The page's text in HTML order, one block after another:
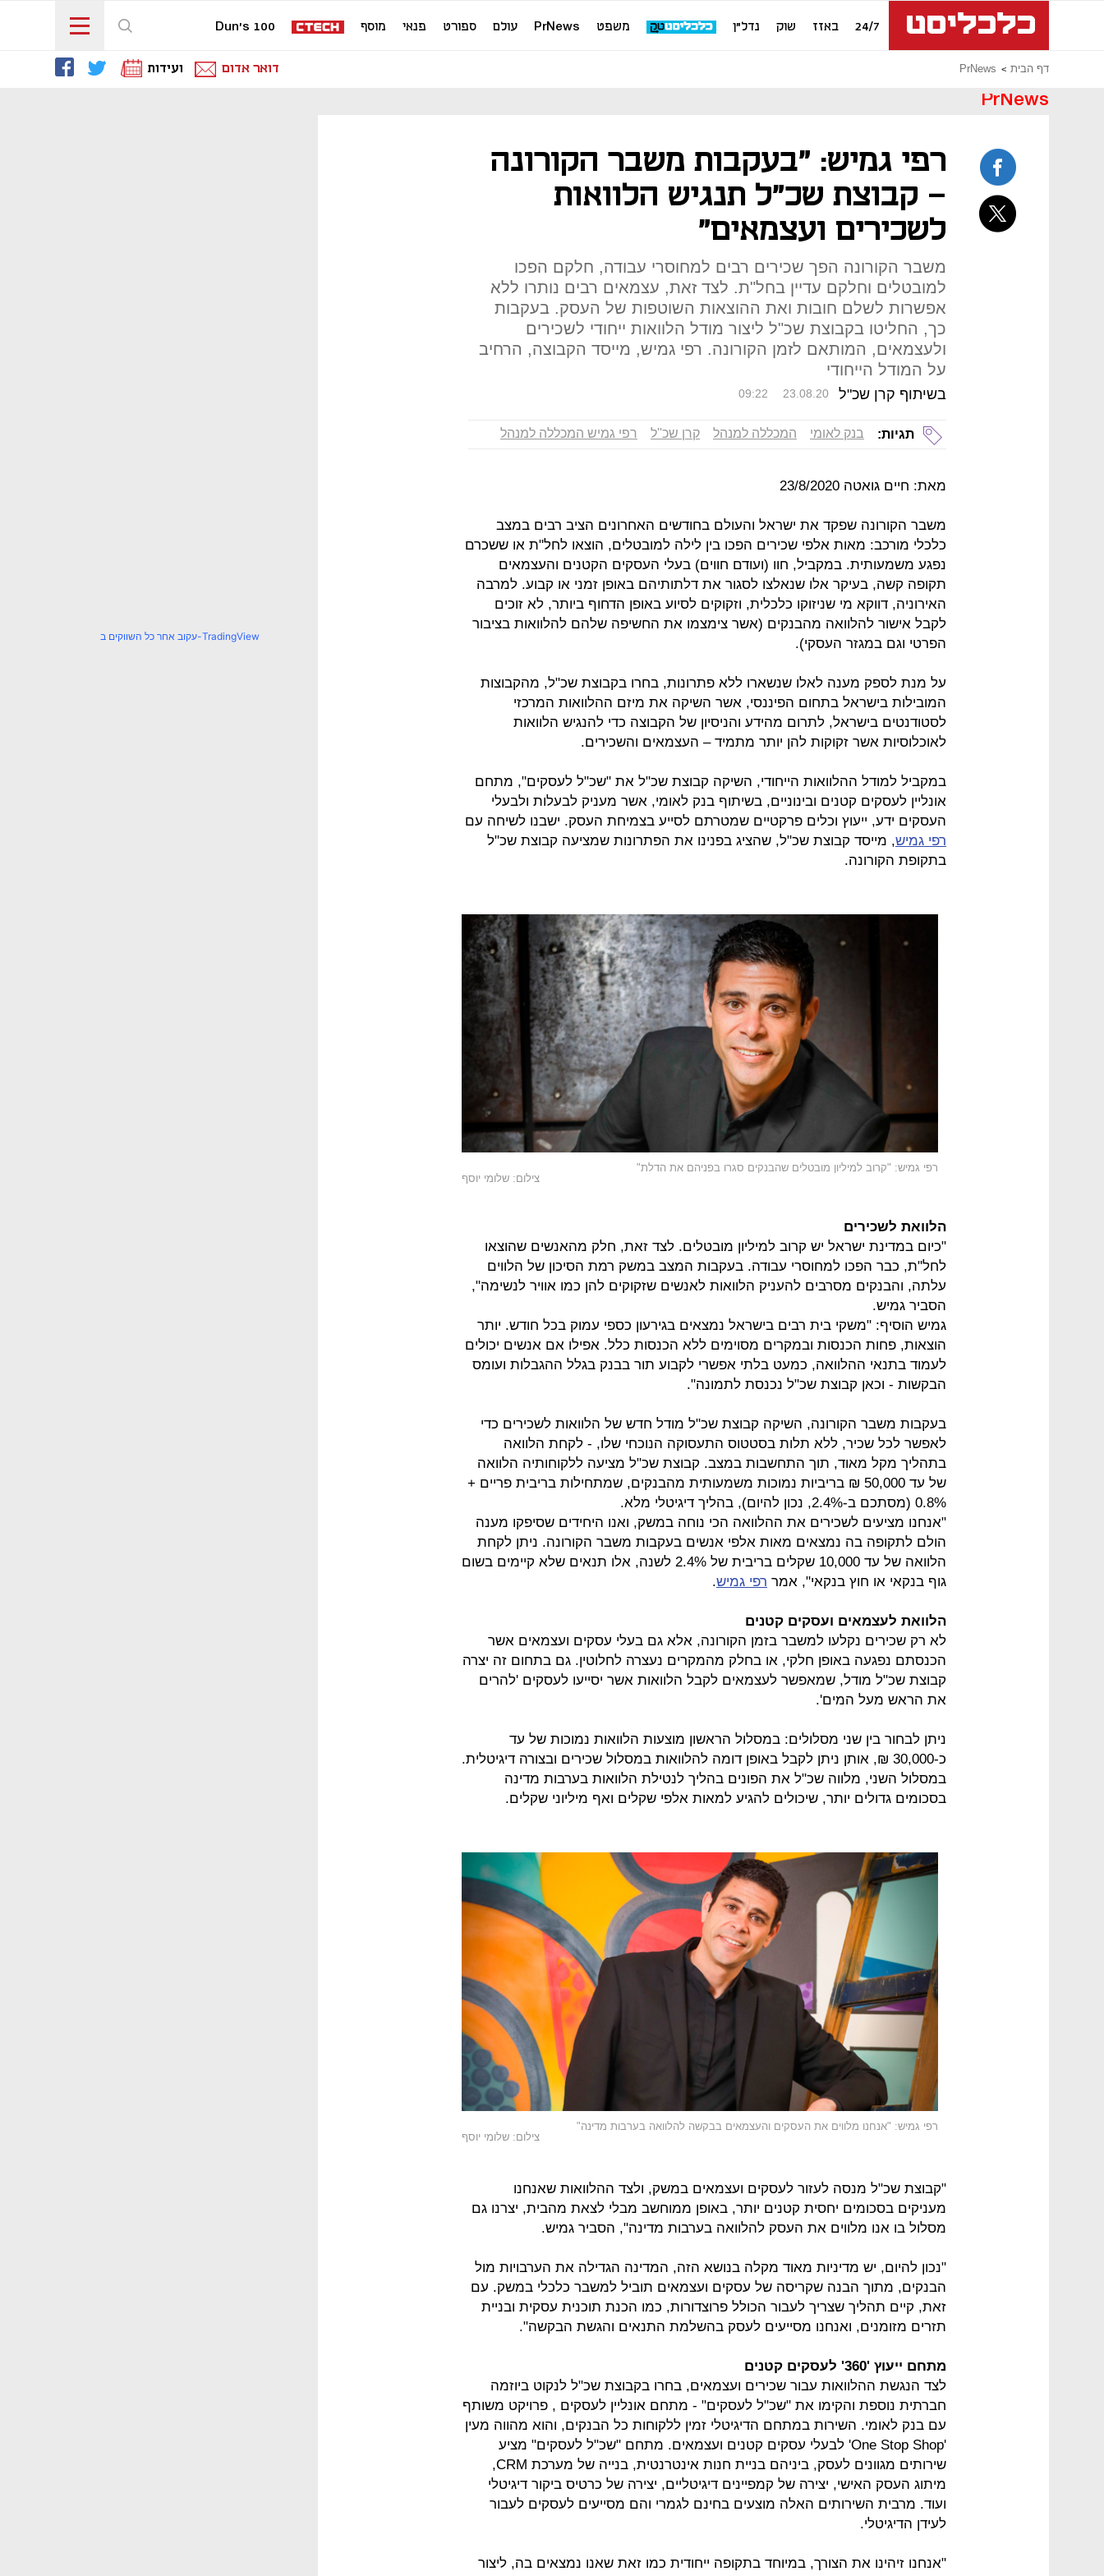
24/7 באזז שוק נדל"ן משפט PrNews עולם ספורט פנאי מוסף Dun's 100
דף הבית PrNews דואר אדום ועידות
PrNews
רפי גמיש: "בעקבות משבר הקורונה
- קבוצת שכ"ל תנגיש הלוואות
לשכירים ועצמאים"
משבר הקורונה הפך שכירים רבים למחוסרי עבודה, חלקם הפכו
למובטלים וחלקם עדיין בחל"ת. לצד זאת, עצמאים רבים נותרו ללא
אפשרות לשלם חובות ואת ההוצאות השוטפות של העסק. בעקבות
כך, החליטו בקבוצת שכ"ל ליצור מודל הלוואות ייחודי לשכירים
ולעצמאים, המותאם לזמן הקורונה. רפי גמיש, מייסד הקבוצה, הרחיב
על המודל הייחודי
בשיתוף קרן שכ"ל 09:22 23.08.20
תגיות: בנק לאומי המכללה למנהל קרן שכ''ל רפי גמיש המכללה למנהל
מאת: חיים גואטה 23/8/2020
משבר הקורונה שפקד את ישראל והעולם בחודשים האחרונים הציב רבים במצב
כלכלי מורכב: מאות אלפי שכירים הפכו בין לילה למובטלים, הוצאו לחל"ת או ששכרם
נפגע משמעותית. במקביל, חוו (ועודם חווים) בעלי העסקים הקטנים והעצמאים
תקופה קשה, בעיקר אלו שנאלצו לסגור את דלתותיהם באופן זמני או קבוע. למרבה
האירוניה, דווקא מי שניזוקו כלכלית, וזקוקים לסיוע באופן הדחוף ביותר, לא זוכים
לקבל אישור להלוואה מהבנקים (אשר צימצמו את החשיפה שלהם להלוואות בציבור
הפרטי וגם במגזר העסקי).
על מנת לספק מענה לאלו שנשארו ללא פתרונות, בחרו בקבוצת שכ"ל, מהקבוצות
המובילות בישראל בתחום הפיננסי, אשר השיקה את מיזם ההלוואות המרכזי
לסטודנטים בישראל, לתרום מהידע והניסיון של הקבוצה כדי להנגיש הלוואות
לאוכלוסיות אשר זקוקות להן יותר מתמיד – העצמאים והשכירים.
במקביל למודל ההלוואות הייחודי, השיקה קבוצת שכ"ל את "שכ"ל לעסקים", מתחם
אונליין לעסקים קטנים ובינוניים, בשיתוף בנק לאומי, אשר מעניק לבעלות ולבעלי
העסקים ידע, ייעוץ וכלים פרקטיים שמטרתם לסייע בצמיחת העסק. ישבנו לשיחה עם
רפי גמיש, מייסד קבוצת שכ"ל, שהציג בפנינו את הפתרונות שמציעה קבוצת שכ"ל
בתקופת הקורונה.
רפי גמיש: "קרוב למיליון מובטלים שהבנקים סגרו בפניהם את הדלת"
צילום: שלומי יוסף
הלוואת לשכירים
"כיום במדינת ישראל יש קרוב למיליון מובטלים. לצד זאת, חלק מהאנשים שהוצאו
לחל"ת, כבר הפכו למחוסרי עבודה. בעקבות המצב במשק רמת הסיכון של הלווים
עלתה, והבנקים מסרבים להעניק הלוואות לאנשים שזקוקים להן כמו אוויר לנשימה",
הסביר גמיש.
גמיש הוסיף: "משקי בית רבים בישראל נמצאים בגירעון כספי עמוק בכל חודש. יותר
הוצאות, פחות הכנסות ובמקרים מסוימים ללא הכנסות כלל. אפילו אם אנשים יכולים
לעמוד בתנאי ההלוואה, כמעט בלתי אפשרי לקבוע תור בבנק בגלל ההגבלות ועומס
הבקשות - וכאן קבוצת שכ"ל נכנסת לתמונה".
בעקבות משבר הקורונה, השיקה קבוצת שכ"ל מודל חדש של הלוואות לשכירים כדי
לאפשר לכל שכיר, ללא תלות בסטטוס התעסוקה הנוכחי שלו, - לקחת הלוואה
בתהליך מקל מאוד, תוך התחשבות במצב. קבוצת שכ"ל מציעה ללקוחותיה הלוואה
של עד 50,000 ₪ בריביות נמוכות משמעותית מהבנקים, שמתחילות בריבית פריים +
0.8% (מסתכם ב-2.4%, נכון להיום), בהליך דיגיטלי מלא.
"אנחנו מציעים לשכירים את ההלוואה הכי נוחה במשק, ואנו היחידים שסיפקו מענה
הולם לתקופה בה נמצאים מאות אלפי אנשים בעקבות משבר הקורונה. ניתן לקחת
הלוואה של עד 10,000 שקלים בריבית של 2.4% לשנה, אלו תנאים שלא קיימים בשום
גוף בנקאי או חוץ בנקאי", אמר רפי גמיש.
הלוואת לעצמאים ועסקים קטנים
לא רק שכירים נקלעו למשבר בזמן הקורונה, אלא גם בעלי עסקים ועצמאים אשר
הכנסתם נפגעה באופן חלקי, או בחלק מהמקרים נעצרה לחלוטין. גם בתחום זה יצרה
קבוצת שכ"ל מודל, שמאפשר לעצמאים לקבל הלוואות אשר יסייעו לעסקים 'להרים
את הראש מעל המים'.
ניתן לבחור בין שני מסלולים: במסלול הראשון מוצעות הלוואות נמוכות של עד
כ-30,000 ₪, אותן ניתן לקבל באופן דומה להלוואות במסלול שכירים ובצורה דיגיטלית.
במסלול השני, מלווה שכ"ל את הפונים בהליך לנטילת הלוואות בערבות מדינה
בסכומים גדולים יותר, שיכולים להגיע למאות אלפי שקלים ואף מיליוני שקלים.
רפי גמיש: "אנחנו מלווים את העסקים והעצמאים בבקשה להלוואה בערבות מדינה"
צילום: שלומי יוסף
"קבוצת שכ"ל מנסה לעזור לעסקים ועצמאים במשק, ולצד ההלוואות שאנחנו
מעניקים בסכומים יחסית קטנים יותר, באופן ממוחשב מבלי לצאת מהבית, יצרנו גם
מסלול בו אנו מלווים את העסק להלוואה בערבות מדינה", הסביר גמיש.
"נכון להיום, יש מדיניות מאוד מקלה בנושא הזה, המדינה הגדילה את הערבויות מול
הבנקים, מתוך הבנה שקריסה של עסקים ועצמאים תוביל למשבר כלכלי במשק. עם
זאת, קיים תהליך שצריך לעבור הכולל פרוצדורות, כמו הכנת תוכנית עסקית ובניית
תזרים מזומנים, ואנחנו מסייעים לעסק בהשלמת התנאים והגשת הבקשה".
מתחם ייעוץ '360' לעסקים קטנים
לצד הנגשת ההלוואות עבור שכירים ועצמאים, בחרו בקבוצת שכ"ל לנקוט ביוזמה
חברתית נוספת והקימו את "שכ"ל לעסקים" - מתחם אונליין לעסקים , פרויקט משותף
עם בנק לאומי. השירות במתחם הדיגיטלי זמין ללקוחות כל הבנקים, והוא מהווה מעין
'One Stop Shop' לבעלי עסקים קטנים ועצמאים. מתחם "שכ"ל לעסקים" מציע
שירותים מגוונים לעסק, ביניהם בניית חנות אינטרנטית, בנייה של מערכת CRM,
מיתוג העסק האישי, יצירה של קמפיינים דיגיטליים, יצירה של כרטיס ביקור דיגיטלי
ועוד. מרבית השירותים האלה מוצעים בחינם לגמרי והם מסייעים לעסקים לעבור
לעידן הדיגיטלי.
"אנחנו זיהינו את הצורך, במיוחד בתקופה ייחודית כמו זאת שאנו נמצאים בה, ליצור
עקוב אחר כל השווקים ב-TradingView